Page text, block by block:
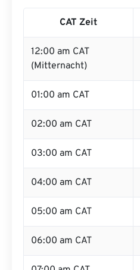
CAT Zeit
12:00 am CAT
(Mitternacht)
01:00 am CAT
02:00 am CAT
03:00 am CAT
04:00 am CAT
05:00 am CAT
06:00 am CAT